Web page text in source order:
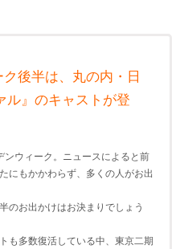
後半は、丸の内・日
ル』のキャストが登
ウィーク。ニュースによると前
にもかかわらず、多くの人がお出
のお出かけはお決まりでしょう
も多数復活している中、東京二期